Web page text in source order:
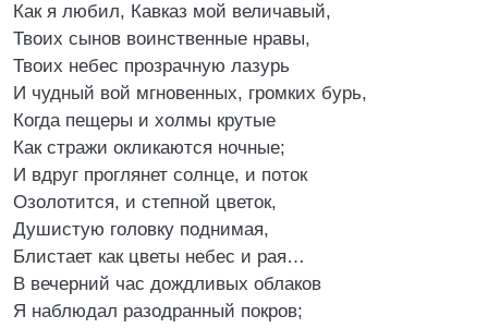
Как я любил, Кавказ мой величавый,
Твоих сынов воинственные нравы,
Твоих небес прозрачную лазурь
И чудный вой мгновенных, громких бурь,
Когда пещеры и холмы крутые
Как стражи окликаются ночные;
И вдруг проглянет солнце, и поток
Озолотится, и степной цветок,
Душистую головку поднимая,
Блистает как цветы небес и рая…
В вечерний час дождливых облаков
Я наблюдал разодранный покров;